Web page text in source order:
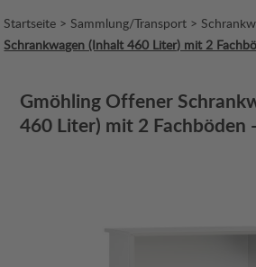
Startseite > Sammlung/Transport >
Schrankwagen (Inhalt 460 Liter) mit 2
Gmöhling Offener
460 Liter) mit 2